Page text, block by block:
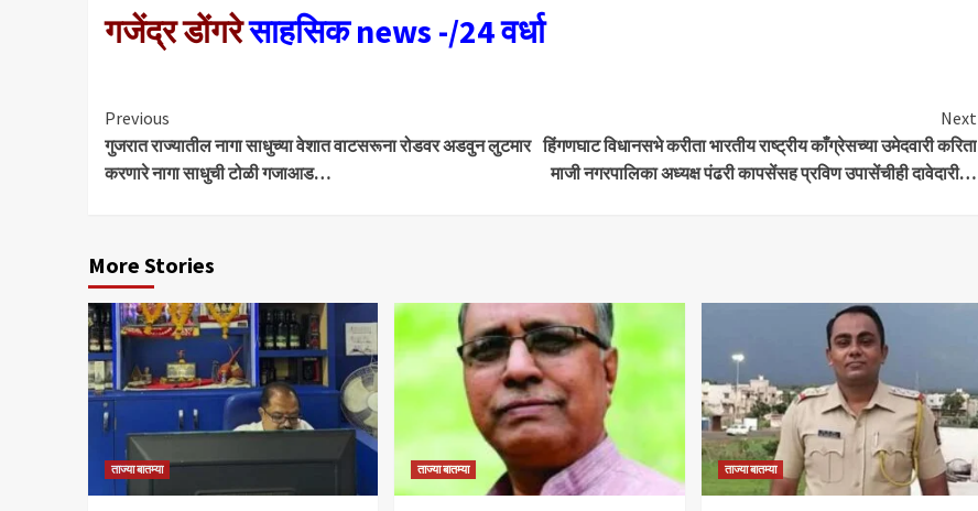
गजेंद्र डोंगरेसाहसिक news -/24 वर्धा
Continue
Reading
Previous
गुजरात राज्यातील नागा साधुच्या वेशात वाटसरूना रोडवर अडवुन लुटमार
करणारे नागा साधुची टोळी गजाआड…
Next
हिंगणघाट विधानसभे करीता भारतीय राष्ट्रीय काँग्रेसच्या उमेदवारी करिता
माजी नगरपालिका अध्यक्ष पंढरी कापसेंसह प्रविण उपासेंचीही दावेदारी…
More Stories
ताज्या बातम्या ताज्या बातम्या ताज्या बातम्या